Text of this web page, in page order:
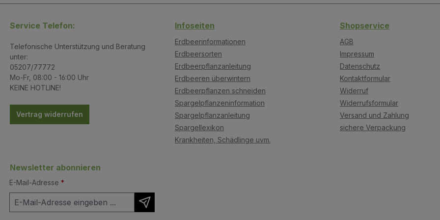
Service Telefon:
Telefonische Unterstützung und Beratung
unter:
05207/77772
Mo-Fr, 08:00 - 16:00 Uhr
KEINE HOTLINE!
Vertrag widerrufen
Infoseiten
Erdbeerinformationen
Erdbeersorten
Erdbeerpflanzanleitung
Erdbeeren überwintern
Erdbeerpflanzen schneiden
Spargelpflanzeninformation
Spargelpflanzanleitung
Spargellexikon
Krankheiten, Schädlinge uvm.
Shopservice
AGB
Impressum
Datenschutz
Kontaktformular
Widerruf
Widerrufsformular
Versand und Zahlung
sichere Verpackung
Newsletter abonnieren
E-Mail-Adresse *